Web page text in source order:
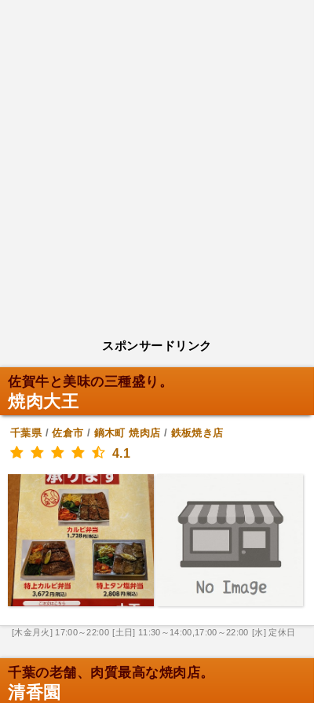
スポンサードリンク
佐賀牛と美味の三種盛り。
焼肉大王
千葉県/佐倉市 / 鏑木町 焼肉店 / 鉄板焼き店
4.1
[木金月火] 17:00～22:00 [土日] 11:30～14:00,17:00～22:00 [水] 定休日
千葉の老舗、肉質最高な焼肉店。
清香園